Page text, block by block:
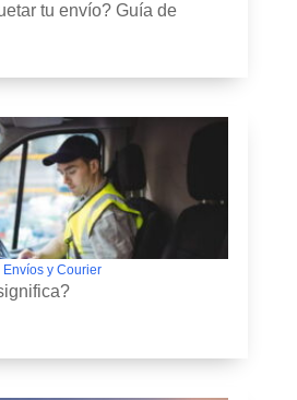
tu envío? Guía de
Envíos y Courier